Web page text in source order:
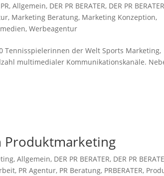
,Allgemein, DER PR BERATER, DER PR BERATER
, Marketing Beratung, Marketing Konzeption,
,Werbeagentur
der Welt Sports Marketing,
multimedialer Kommunikationskanäle.
Produktmarketing
,Allgemein, DER PR BERATER, DER PR
, PR Agentur, PR Beratung, PRBERATER,